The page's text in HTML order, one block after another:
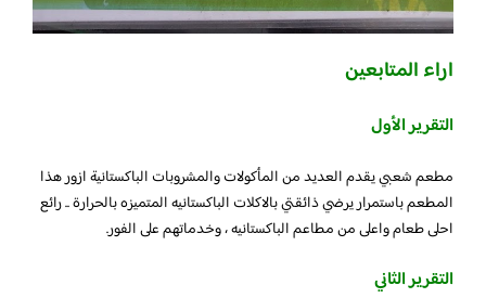
اراء المتابعين
التقرير الأول
مطعم شعبي يقدم العديد من المأكولات والمشروبات الباكستانية ازور هذا
المطعم باستمرار يرضي ذائقتي بالاكلات الباكستانيه المتميزه بالحرارة .. رائع
احلى طعام واعلى من مطاعم الباكستانيه ، وخدماتهم على الفور.
التقرير الثاني